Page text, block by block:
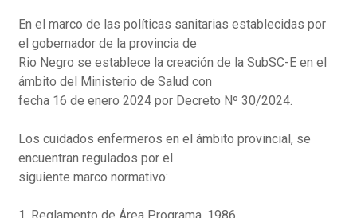
En el marco de las políticas sanitarias establecidas por
el gobernador de la provincia de
Rio Negro se establece la creación de la SubSC-E en el
ámbito del Ministerio de Salud con
fecha 16 de enero 2024 por Decreto Nº 30/2024.
Los cuidados enfermeros en el ámbito provincial, se
encuentran regulados por el
siguiente marco normativo: